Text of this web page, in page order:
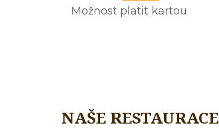
Možnost platit kartou
NAŠE RESTAURACE